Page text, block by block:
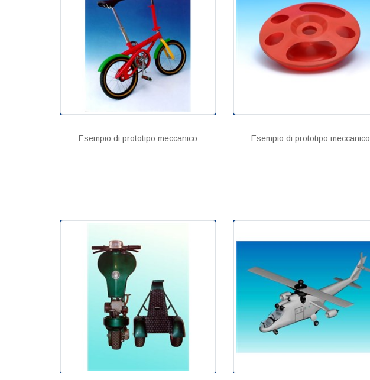
Esempio di prototipo meccanico Esempio di prototipo meccanico